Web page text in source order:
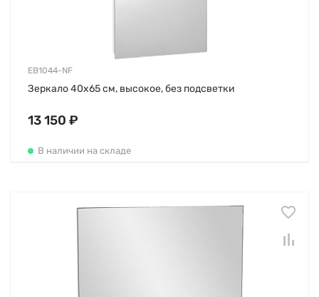
EB1044-NF
Зеркало 40х65 см, высокое, без подсветки
13 150 ₽
В наличии на складе